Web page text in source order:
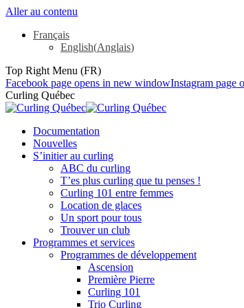
Aller au contenu
Français
English(Anglais)
Top Right Menu (FR)
Facebook page opens in new windowInstagram page
Curling Québec
Documentation
Nouvelles
S’initier au curling
ABC du curling
T’es plus curling que tu penses !
Curling 101 entre femmes
Location de glaces
Un sport pour tous
Trouver un club
Programmes et services
Programmes de développement
Ascension
Première Pierre
Curling 101
Trio Curling